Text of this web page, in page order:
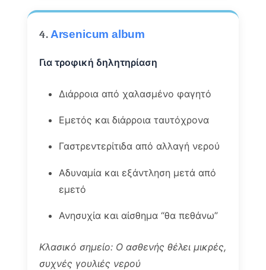
4. Arsenicum album
Για τροφική δηλητηρίαση
Διάρροια από χαλασμένο φαγητό
Εμετός και διάρροια ταυτόχρονα
Γαστρεντερίτιδα από αλλαγή νερού
Αδυναμία και εξάντληση μετά από
εμετό
Ανησυχία και αίσθημα “θα πεθάνω”
Κλασικό σημείο: Ο ασθενής θέλει μικρές,
συχνές γουλιές νερού